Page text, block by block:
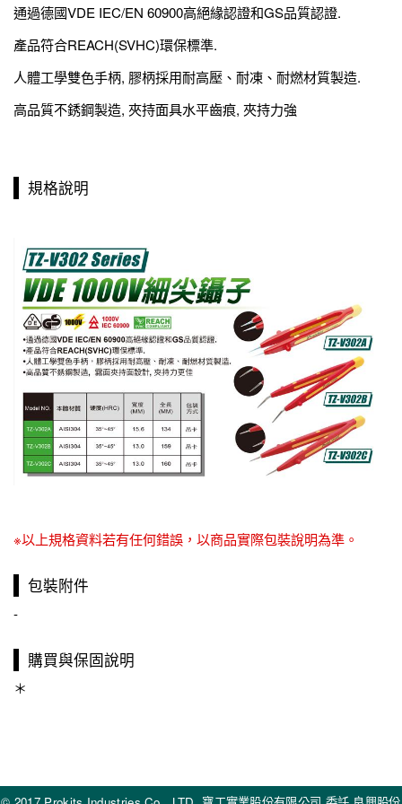
通過德國VDE IEC/EN 60900高絕緣認證和GS品質認證.
產品符合REACH(SVHC)環保標準.
人體工學雙色手柄, 膠柄採用耐高壓、耐凍、耐燃材質製造.
高品質不銹鋼製造, 夾持面具水平齒痕, 夾持力強
規格說明
※以上規格資料若有任何錯誤，以商品實際包裝說明為準。
包裝附件
-
購買與保固說明
＊